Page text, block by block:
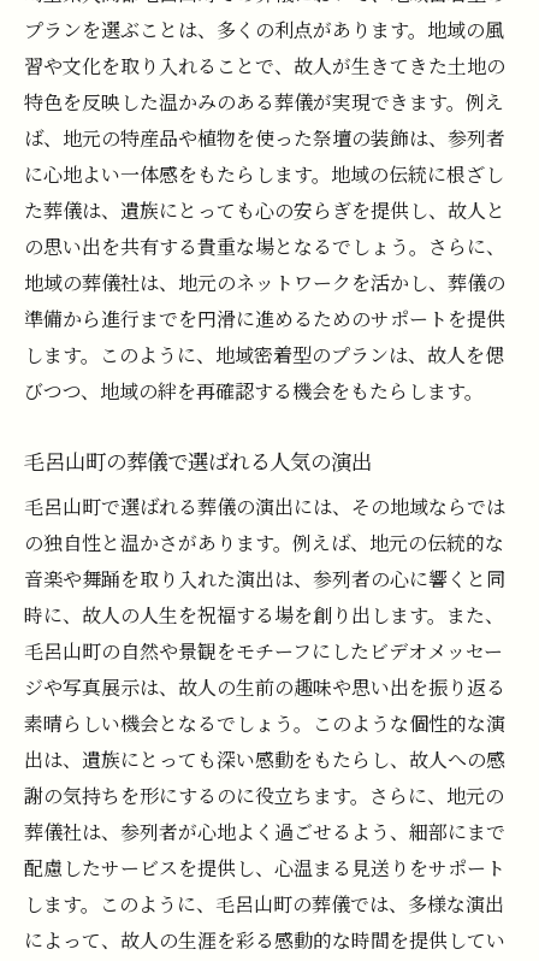
プランを選ぶことは、多くの利点があります。地域の風
習や文化を取り入れることで、故人が生きてきた土地の
特色を反映した温かみのある葬儀が実現できます。例え
ば、地元の特産品や植物を使った祭壇の装飾は、参列者
に心地よい一体感をもたらします。地域の伝統に根ざし
た葬儀は、遺族にとっても心の安らぎを提供し、故人と
の思い出を共有する貴重な場となるでしょう。さらに、
地域の葬儀社は、地元のネットワークを活かし、葬儀の
準備から進行までを円滑に進めるためのサポートを提供
します。このように、地域密着型のプランは、故人を偲
びつつ、地域の絆を再確認する機会をもたらします。
毛呂山町の葬儀で選ばれる人気の演出
毛呂山町で選ばれる葬儀の演出には、その地域ならでは
の独自性と温かさがあります。例えば、地元の伝統的な
音楽や舞踊を取り入れた演出は、参列者の心に響くと同
時に、故人の人生を祝福する場を創り出します。また、
毛呂山町の自然や景観をモチーフにしたビデオメッセー
ジや写真展示は、故人の生前の趣味や思い出を振り返る
素晴らしい機会となるでしょう。このような個性的な演
出は、遺族にとっても深い感動をもたらし、故人への感
謝の気持ちを形にするのに役立ちます。さらに、地元の
葬儀社は、参列者が心地よく過ごせるよう、細部にまで
配慮したサービスを提供し、心温まる見送りをサポート
します。このように、毛呂山町の葬儀では、多様な演出
によって、故人の生涯を彩る感動的な時間を提供してい